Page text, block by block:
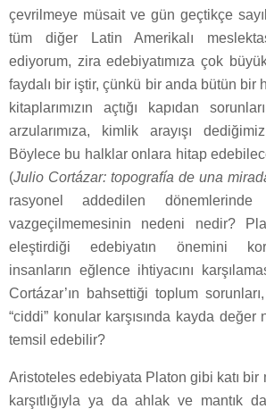
çevrilmeye müsait ve gün geçtikçe
tüm diğer Latin Amerikalı
ediyorum, zira edebiyatımıza çok
faydalı bir iştir, çünkü bir anda bütün bir
kitaplarımızın açtığı kapıdan
arzularımıza, kimlik arayışı
Böylece bu halklar onlara hitap
(Julio Cortázar: topografía de una
rasyonel addedilen
vazgeçilmemesinin nedeni nedir?
eleştirdiği edebiyatın önemini
insanların eğlence ihtiyacını
Cortázar’ın bahsettiği toplum
“ciddi” konular karşısında kayda
temsil edebilir?
Aristoteles edebiyata Platon gibi katı bir
karşıtlığıyla ya da ahlak ve mantık